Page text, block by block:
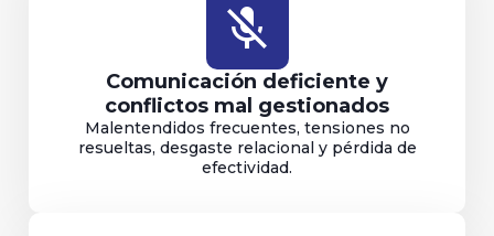
mic_off
Comunicación deficiente y
conflictos mal gestionados
Malentendidos frecuentes, tensiones no
resueltas, desgaste relacional y pérdida de
efectividad.